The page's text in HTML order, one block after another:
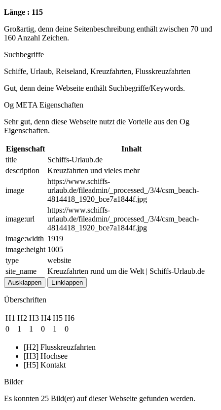
Länge : 115
Großartig, denn deine Seitenbeschreibung enthält zwischen 70 und
160 Anzahl Zeichen.
Suchbegriffe
Schiffe, Urlaub, Reiseland, Kreuzfahrten, Flusskreuzfahrten
Gut, denn deine Webseite enthält Suchbegriffe/Keywords.
Og META Eigenschaften
Sehr gut, denn diese Webseite nutzt die Vorteile aus den Og
Eigenschaften.
Eigenschaft
Inhalt
title
Schiffs-Urlaub.de
description
Kreuzfahrten und vieles mehr
image
https://www.schiffs-
urlaub.de/fileadmin/_processed_/3/4/csm_beach-
4814418_1920_bce7a1844f.jpg
image:url
https://www.schiffs-
urlaub.de/fileadmin/_processed_/3/4/csm_beach-
4814418_1920_bce7a1844f.jpg
image:width 1919
image:height 1005
type
website
site_name
Kreuzfahrten rund um die Welt | Schiffs-Urlaub.de
Ausklappen Einklappen
Überschriften
H1 H2 H3 H4 H5 H6
0
1 1 0 1 0
[H2] Flusskreuzfahrten
[H3] Hochsee
[H5] Kontakt
Bilder
Es konnten 25 Bild(er) auf dieser Webseite gefunden werden.